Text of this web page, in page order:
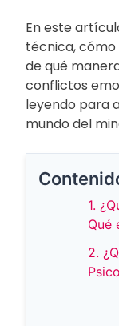
En este
técnica,
de qué
conflictos
leyendo para
mundo del
1.
Qué
2.